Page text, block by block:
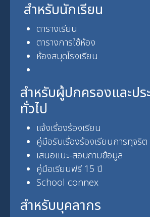
สำหรับนักเรียน
ตารางเรียน
ตารางการใช้ห้อง
ห้องสมุดโรงเรียน
สำหรับผู้ปกครองและปร
ทั่วไป
แจ้งเรื่องร้องเรียน
คู่มือรับเรื่องร้องเรียนการทุจริต
เสนอแนะ-สอบถามข้อมูล
คู่มือเรียนฟรี 15 ปี
School connex
สำหรับบุคลากร